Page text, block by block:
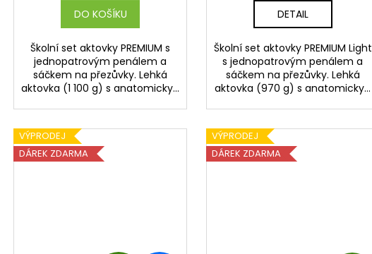
A
DO KOŠÍKU
Školní set aktovky PREMIUM s
jednopatrovým penálem a
sáčkem na přezůvky. Lehká
aktovka (1 100 g) s anatomicky...
A
DETAIL
Školní set aktovky PREMIUM Light
s jednopatrovým penálem a
sáčkem na přezůvky. Lehká
aktovka (970 g) s anatomicky...
VÝPRODEJ
DÁREK ZDARMA
VÝPRODEJ
DÁREK ZDARMA